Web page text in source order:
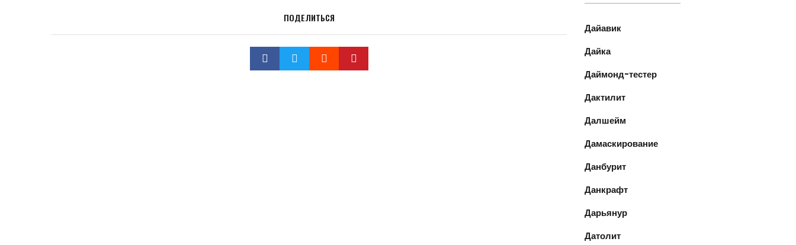
ПОДЕЛИТЬСЯ
Дайавик
Дайка
Даймонд-тестер
Дактилит
Далшейм
Дамаскирование
Данбурит
Данкрафт
Дарьянур
Датолит